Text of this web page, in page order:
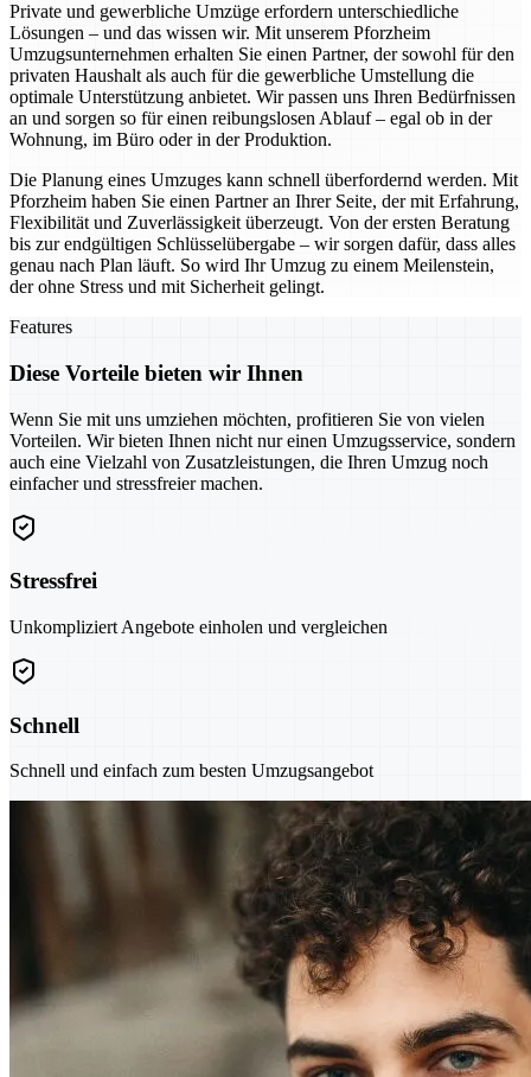
Private und gewerbliche Umzüge erfordern unterschiedliche
Lösungen – und das wissen wir. Mit unserem Pforzheim
Umzugsunternehmen erhalten Sie einen Partner, der sowohl für den
privaten Haushalt als auch für die gewerbliche Umstellung die
optimale Unterstützung anbietet. Wir passen uns Ihren Bedürfnissen
an und sorgen so für einen reibungslosen Ablauf – egal ob in der
Wohnung, im Büro oder in der Produktion.
Die Planung eines Umzuges kann schnell überfordernd werden. Mit
Pforzheim haben Sie einen Partner an Ihrer Seite, der mit Erfahrung,
Flexibilität und Zuverlässigkeit überzeugt. Von der ersten Beratung
bis zur endgültigen Schlüsselübergabe – wir sorgen dafür, dass alles
genau nach Plan läuft. So wird Ihr Umzug zu einem Meilenstein,
der ohne Stress und mit Sicherheit gelingt.
Features
Diese Vorteile bieten wir Ihnen
Wenn Sie mit uns umziehen möchten, profitieren Sie von vielen
Vorteilen. Wir bieten Ihnen nicht nur einen Umzugsservice, sondern
auch eine Vielzahl von Zusatzleistungen, die Ihren Umzug noch
einfacher und stressfreier machen.
Stressfrei
Unkompliziert Angebote einholen und vergleichen
Schnell
Schnell und einfach zum besten Umzugsangebot